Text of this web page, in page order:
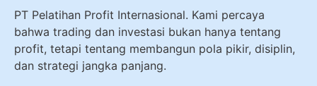
PT Pelatihan Profit Internasional. Kami percaya
bahwa trading dan investasi bukan hanya tentang
profit, tetapi tentang membangun pola pikir, disiplin,
dan strategi jangka panjang.